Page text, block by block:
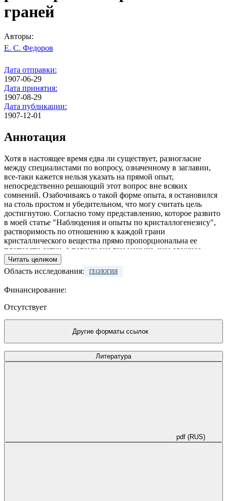
граней
Авторы:
Е. С. Федоров
Дата отправки:
1907-06-29
Дата принятия:
1907-08-29
Дата публикации:
1907-12-01
Аннотация
Хотя в настоящее время едва ли существует, разногласие
между специалистами по вопросу, означенному в заглавии,
все-таки кажется нельзя указать на прямой опыт,
непосредственно решающий этот вопрос вне всяких
сомнений. Озабочиваясь о такой форме опыта, я остановился
на столь простом и убедительном, что могу считать цель
достигнутою. Согласно тому представлению, которое развито
в моей статье "Наблюдения и опыты по кристаллогенезису",
растворимость по отношению к каждой грани
кристаллического вещества прямо пропорциональна ее
плотности сетки, а потому она тем меньше, чем сложнее
символ наблюдаемой грани (при правильной установке
кристалла), а для иррациональных граней она даже равна
Читать целиком
Область исследования: ГЕОЛОГИЯ
Финансирование:
Отсутствует
Другие форматы ссылок
Литература
pdf (RUS)